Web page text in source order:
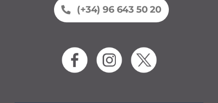
(+34) 96 643 50 20